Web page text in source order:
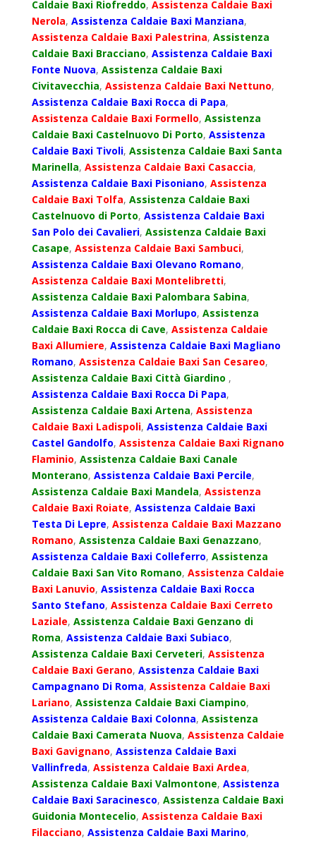
Caldaie Baxi Riofreddo, Assistenza Caldaie Baxi
Nerola, Assistenza Caldaie Baxi Manziana,
Assistenza Caldaie Baxi Palestrina, Assistenza
Caldaie Baxi Bracciano, Assistenza Caldaie Baxi
Fonte Nuova, Assistenza Caldaie Baxi
Civitavecchia, Assistenza Caldaie Baxi Nettuno,
Assistenza Caldaie Baxi Rocca di Papa,
Assistenza Caldaie Baxi Formello, Assistenza
Caldaie Baxi Castelnuovo Di Porto, Assistenza
Caldaie Baxi Tivoli, Assistenza Caldaie Baxi Santa
Marinella, Assistenza Caldaie Baxi Casaccia,
Assistenza Caldaie Baxi Pisoniano, Assistenza
Caldaie Baxi Tolfa, Assistenza Caldaie Baxi
Castelnuovo di Porto, Assistenza Caldaie Baxi
San Polo dei Cavalieri, Assistenza Caldaie Baxi
Casape, Assistenza Caldaie Baxi Sambuci,
Assistenza Caldaie Baxi Olevano Romano,
Assistenza Caldaie Baxi Montelibretti,
Assistenza Caldaie Baxi Palombara Sabina,
Assistenza Caldaie Baxi Morlupo, Assistenza
Caldaie Baxi Rocca di Cave, Assistenza Caldaie
Baxi Allumiere, Assistenza Caldaie Baxi Magliano
Romano, Assistenza Caldaie Baxi San Cesareo,
Assistenza Caldaie Baxi Città Giardino ,
Assistenza Caldaie Baxi Rocca Di Papa,
Assistenza Caldaie Baxi Artena, Assistenza
Caldaie Baxi Ladispoli, Assistenza Caldaie Baxi
Castel Gandolfo, Assistenza Caldaie Baxi Rignano
Flaminio, Assistenza Caldaie Baxi Canale
Monterano, Assistenza Caldaie Baxi Percile,
Assistenza Caldaie Baxi Mandela, Assistenza
Caldaie Baxi Roiate, Assistenza Caldaie Baxi
Testa Di Lepre, Assistenza Caldaie Baxi Mazzano
Romano, Assistenza Caldaie Baxi Genazzano,
Assistenza Caldaie Baxi Colleferro, Assistenza
Caldaie Baxi San Vito Romano, Assistenza Caldaie
Baxi Lanuvio, Assistenza Caldaie Baxi Rocca
Santo Stefano, Assistenza Caldaie Baxi Cerreto
Laziale, Assistenza Caldaie Baxi Genzano di
Roma, Assistenza Caldaie Baxi Subiaco,
Assistenza Caldaie Baxi Cerveteri, Assistenza
Caldaie Baxi Gerano, Assistenza Caldaie Baxi
Campagnano Di Roma, Assistenza Caldaie Baxi
Lariano, Assistenza Caldaie Baxi Ciampino,
Assistenza Caldaie Baxi Colonna, Assistenza
Caldaie Baxi Camerata Nuova, Assistenza Caldaie
Baxi Gavignano, Assistenza Caldaie Baxi
Vallinfreda, Assistenza Caldaie Baxi Ardea,
Assistenza Caldaie Baxi Valmontone, Assistenza
Caldaie Baxi Saracinesco, Assistenza Caldaie Baxi
Guidonia Montecelio, Assistenza Caldaie Baxi
Filacciano, Assistenza Caldaie Baxi Marino,